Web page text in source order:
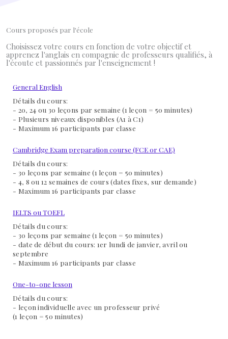
Cours proposés par l'école
Choisissez votre cours en fonction de votre objectif et
apprenez l'anglais en compagnie de professeurs qualifiés, à
l'écoute et passionnés par l'enseignement !
General English
Détails du cours:
- 20, 24 ou 30 leçons par semaine (1 leçon = 50 minutes)
- Plusieurs niveaux disponibles (A1 à C1)
- Maximum 16 participants par classe
Cambridge Exam preparation course (FCE or CAE)
Détails du cours:
- 30 leçons par semaine (1 leçon = 50 minutes)
- 4, 8 ou 12 semaines de cours (dates fixes, sur demande)
- Maximum 16 participants par classe
IELTS ou TOEFL
Détails du cours:
- 30 leçons par semaine (1 leçon = 50 minutes)
- date de début du cours: 1er lundi de janvier, avril ou
septembre
- Maximum 16 participants par classe
One-to-one lesson
Détails du cours:
- leçon individuelle avec un professeur privé
(1 leçon = 50 minutes)